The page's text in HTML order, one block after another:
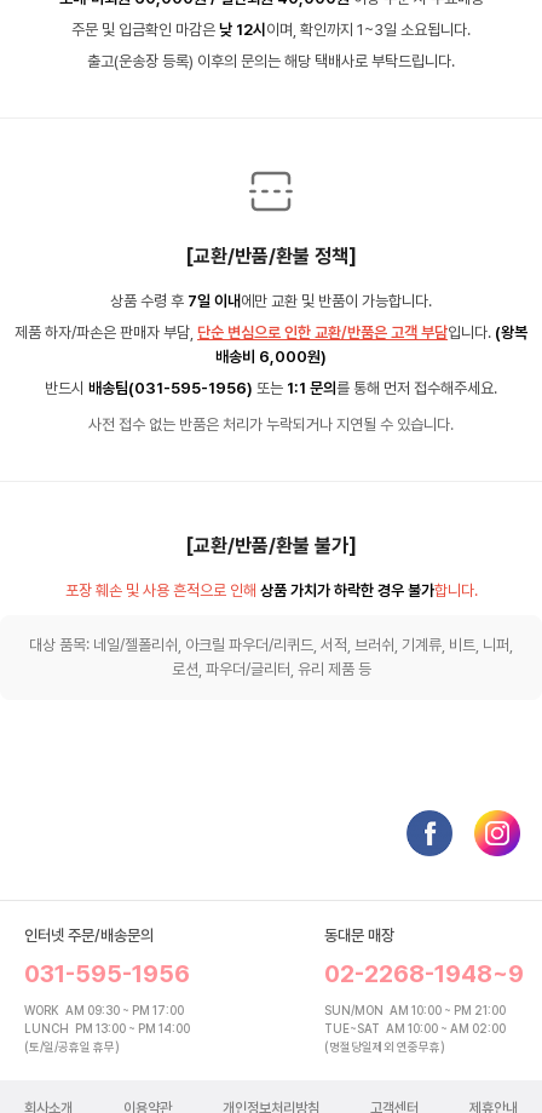
주문 및 입금확인 마감은 낮 12시 이며, 확인까지 1~3일 소요됩니다.
출고(운송장 등록) 이후의 문의는 해당 택배사로 부탁드립니다.
[교환/반품/환불 정책]
상품 수령 후 7일 이내 에만 교환 및 반품이 가능합니다.
제품 하자/파손은 판매자 부담, 단순 변심으로 인한 교환/반품은 고객 부담입니다. (왕복
배송비 6,000원)
반드시 배송팀(031-595-1956) 또는 1:1 문의 를 통해 먼저 접수해주세요.
사전 접수 없는 반품은 처리가 누락되거나 지연될 수 있습니다.
[교환/반품/환불 불가]
포장 훼손 및 사용 흔적으로 인해 상품 가치가 하락한 경우 불가합니다.
대상 품목: 네일/젤폴리쉬, 아크릴 파우더/리퀴드, 서적, 브러쉬, 기계류, 비트, 니퍼,
로션, 파우더/글리터, 유리 제품 등
인터넷 주문/배송문의
031-595-1956
WORK AM 09:30 ~ PM 17:00
LUNCH PM 13:00 ~ PM 14:00
(토/일/공휴일 휴무)
동대문 매장
02-2268-1948~9
SUN/MON AM 10:00 ~ PM 21:00
TUE~SAT AM 10:00 ~ AM 02:00
(명절당일제외 연중무휴)
회사소개 이용약관 개인정보처리방침 고객센터 제휴안내